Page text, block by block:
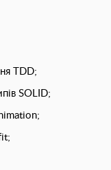
TDD;
SOLID;